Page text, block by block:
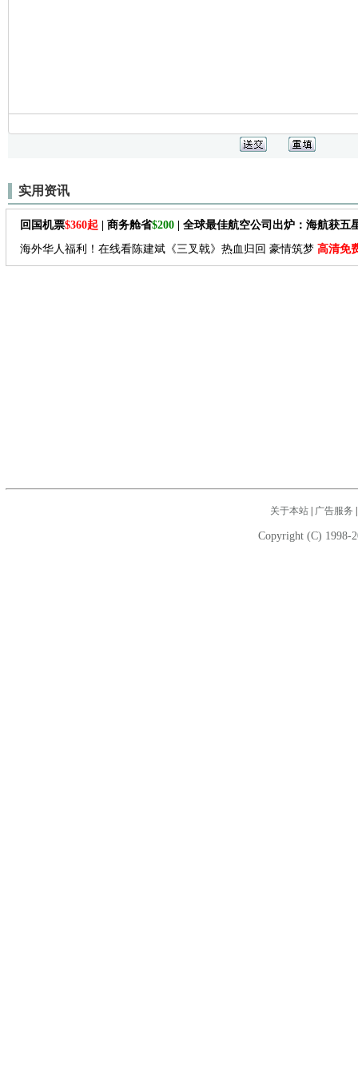
实用资讯
回国机票$360起 | 商务舱省$200 | 全球最佳航空公司出炉：海航获五
海外华人福利！在线看陈建斌《三叉戟》热血归回 豪情筑梦 高清免
关于本站| 广告服务
Copyright (C) 1998-